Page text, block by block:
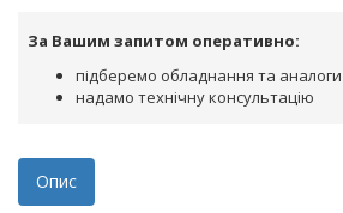
За Вашим запитом оперативно:
підберемо обладнання та аналоги
надамо технічну консультацію
Опис